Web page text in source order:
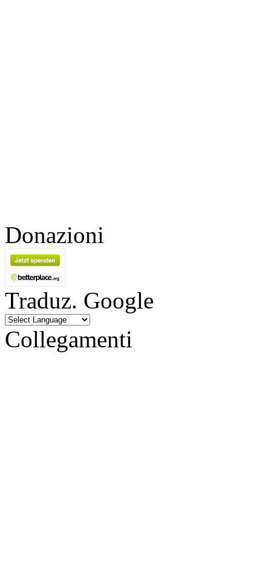
Donazioni
Traduz. Google
Collegamenti